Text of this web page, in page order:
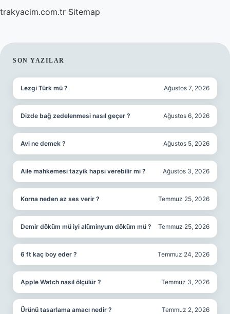
Hakkımızda
trakyacim.com.tr Sitemap
SIDEBAR
SON YAZILAR
Lezgi Türk mü ? Ağustos 7, 2026
Dizde bağ zedelenmesi nasıl geçer ? Ağustos 6, 2026
Avi ne demek ? Ağustos 5, 2026
Aile mahkemesi tazyik hapsi verebilir mi ? Ağustos 3, 2026
Korna neden az ses verir ? Temmuz 25, 2026
Demir döküm mü iyi alüminyum döküm mü ? Temmuz 25, 2026
6 ft kaç boy eder ? Temmuz 24, 2026
Apple Watch nasıl ölçülür ? Temmuz 3, 2026
Ürünü tasarlama amacı nedir ? Temmuz 2, 2026